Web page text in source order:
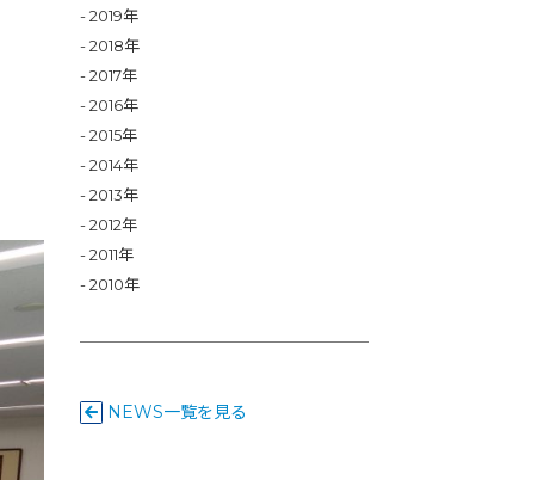
2019年
2018年
2017年
2016年
2015年
2014年
2013年
2012年
2011年
2010年
NEWS一覧を見る